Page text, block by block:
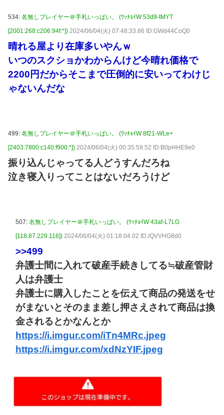
534: 名無しプレイヤー＠手札いっぱい。 (ﾜｯﾁｮｲW 53d9-tMYT
[2001:268:c206:94f:*]) 2024/06/04(火) 07:48:33.86 ID:GWd44CoQ0
晴れる屋より在庫多いやんｗ
いつのスクショかわからんけど今晴れ価格で
2200円だからそこまで圧倒的に安いってわけじ
ゃないんだな
499: 名無しプレイヤー＠手札いっぱい。 (ﾜｯﾁｮｲW 8f21-WLe+
[2403:7800:c140:f900:*]) 2024/06/04(火) 00:35:59.52 ID:B0pHHE9e0
振り込んじゃってる人どうすんだろね
泣き寝入りってことはないだろうけど
507: 名無しプレイヤー＠手札いっぱい。 (ﾜｯﾁｮｲW 43af-L7LG
[118.87.229.116]) 2024/06/04(火) 01:18:04.02 ID:/QVVHG8d0
>>499
弁護士間に入れて破産手続きしてる≒破産管財
人は弁護士
弁護士に購入したことを伝えて商品の発送をせ
がまないとそのまま差し押さえされて商品は換
金されるとかなんとか
https://i.imgur.com/iTn4MRc.jpeg
https://i.imgur.com/xdNzYIF.jpeg